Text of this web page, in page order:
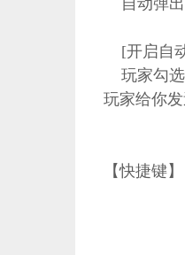
自动弹出
[开启自
玩家勾选
玩家给你
【快捷键】